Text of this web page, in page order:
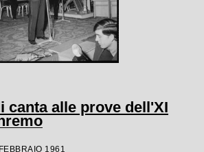
canta alle prove dell'XI
1961